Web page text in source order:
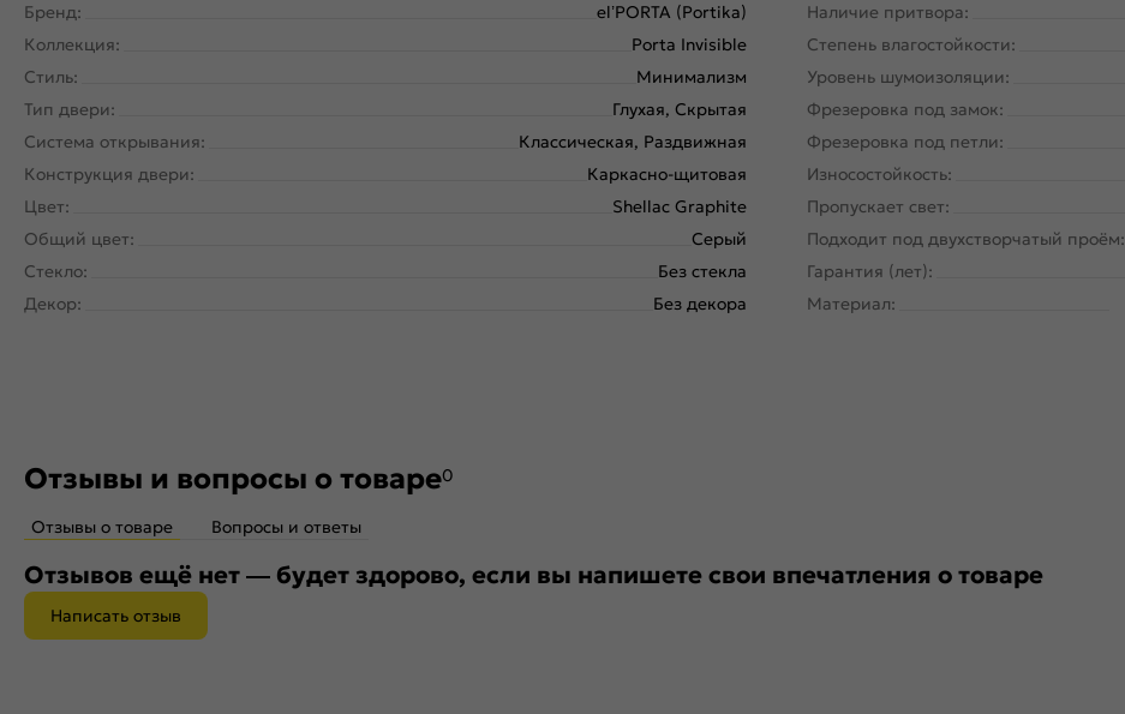
Бренд:
el’PORTA (Portika)
Коллекция:
Porta Invisible
Стиль:
Минимализм
Тип двери:
Глухая, Скрытая
Система открывания:
Классическая, Раздвижная
Конструкция двери:
Каркасно-щитовая
Цвет:
Shellac Graphite
Общий цвет:
Серый
Стекло:
Без стекла
Декор:
Без декора
Наличие притвора:
Степень влагостойкости:
Уровень шумоизоляции:
Фрезеровка под замок:
Фрезеровка под петли:
Износостойкость:
Пропускает свет:
Подходит под двухстворчатый проём:
Гарантия (лет):
Материал:
Отзывы и вопросы о товаре0
Отзывы о товаре Вопросы и ответы
Отзывов ещё нет — будет здорово, если вы напишете свои впечатления о товаре
Написать отзыв